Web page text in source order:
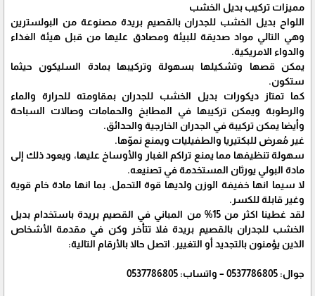
مميزات تركيب بديل الخشب
اللواح بديل الخشب للجدران بالقصيم بريدة مصنوعة من البولسترين
وهي التالي مواد صديقة للبيئة ومصادق عليها من قبل هيئة الغذاء
والدواء الامريكية.
يمكن قصها وتشكيلها بسهولة وتركيبها بمادة السليكون حيثما
ستكون.
كما تمتاز ديكورات بديل الخشب للجدران بمقاومته للحرارة والماء
والرطوبة ويمكن تركيبها في المطابخ والحمامات وصالات السباحة
وأيضا يمكن تركيبة في الجدران الخارجية والحدائق.
غير مُعرض للبكتيريا والطفيليات ويمنع نموّها.
سهولة تنظيفها مما يمنع تراكم الغبار والأوساخ عليها، ويعود ذلك إلى
مادة البولي يورثان المستخدمة في تصنيعه.
لا سيما انها خفيفة الوزن ولديها قوة التحمل. بما انها مادة خام قوية
وغير قابلة للكسر.
لقد غطينا اكثر من 15% من المباني في القصيم بريدة باستخدام بديل
الخشب للجدران بالقصيم بريدة فلا تتأخر وكن في مقدمة الأشخاص
الذين يؤمنون بالتجديد أو التغيير. اتصل حالا بالأرقام التالية:
جوال: 0537786805 – واتساب: 0537786805